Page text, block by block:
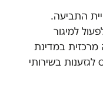
התביעה.
למיגור
מרכזית במדינת
בשירותי